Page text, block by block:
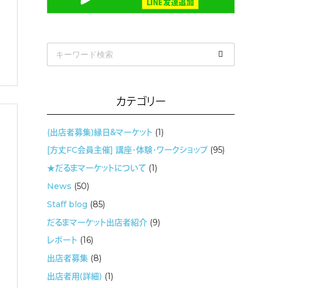
カテゴリー
(出店者募集）縁日＆マーケット (1)
[方丈FC会員主催] 講座・体験・ワークショップ(95)
★だるまマーケットについて (1)
News (50)
Staff blog (85)
だるまマーケット出店者紹介 (9)
レポート (16)
出店者募集 (8)
出店者用（詳細） (1)